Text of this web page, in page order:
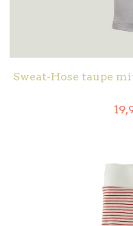
Sweat-Hose taupe